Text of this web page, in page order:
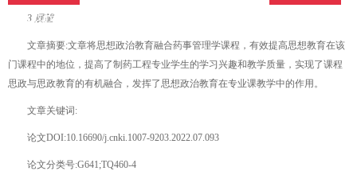
3 展望
文章摘要:文章将思想政治教育融合药事管理学课程，有效提高思想教育在该
门课程中的地位，提高了制药工程专业学生的学习兴趣和教学质量，实现了课程
思政与思政教育的有机融合，发挥了思想政治教育在专业课教学中的作用。
文章关键词:
论文DOI:10.16690/j.cnki.1007-9203.2022.07.093
论文分类号:G641;TQ460-4
在线投稿